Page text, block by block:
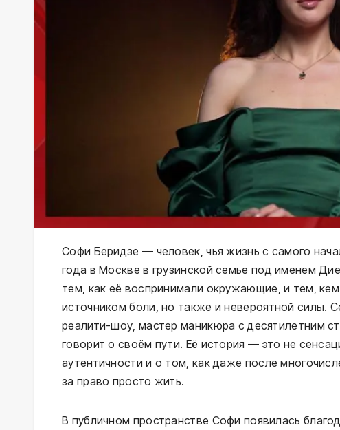
Софи Беридзе — человек, чья жизнь с самого
года в Москве в грузинской семье под именем
тем, как её воспринимали окружающие, и тем,
источником боли, но также и невероятной силы.
реалити-шоу, мастер маникюра с десятилетним
говорит о своём пути. Её история — это не
аутентичности и о том, как даже после
за право просто жить.
В публичном пространстве Софи появилась